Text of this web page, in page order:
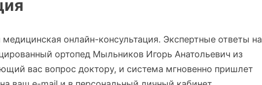
онлайн-консультация. Экспертные ответы на
ортопед Мыльников Игорь Анатольевич из
вас вопрос доктору, и система мгновенно пришлет